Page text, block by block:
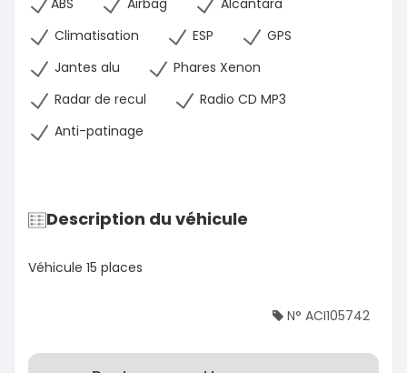
ABS Airbag
Alcantara
Climatisation
ESP
GPS
Jantes alu
Phares Xenon
Radar de recul
Radio CD MP3
Anti-patinage
Description du véhicule
Véhicule 15 places
N° ACI105742